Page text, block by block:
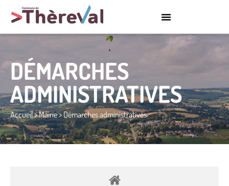
DÉMARCHES
ADMINISTRATIVES
Accueil>Mairie>Démarches administratives